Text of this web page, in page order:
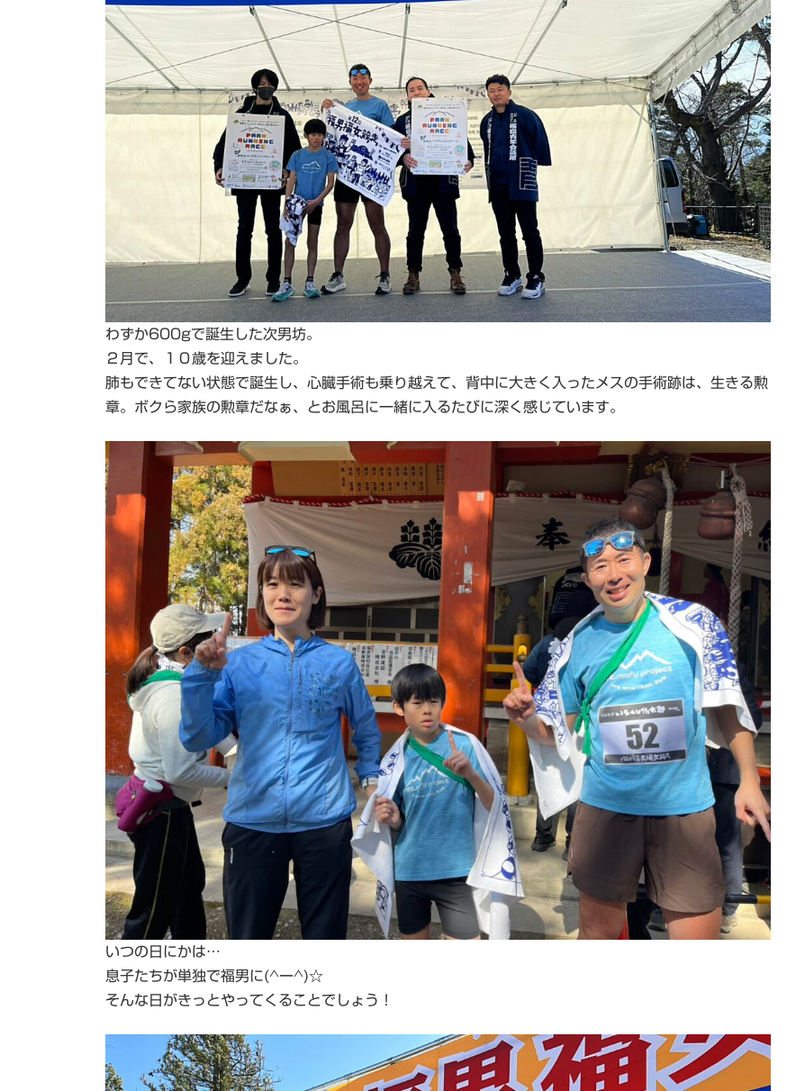
わずか600gで誕生した次男坊。
２月で、１０歳を迎えました。
肺もできてない状態で誕生し、心臓手術も乗り越えて、背中に大きく入ったメスの手術跡は、生きる勲
章。ボクら家族の勲章だなぁ、とお風呂に一緒に入るたびに深く感じています。
いつの日にかは…
息子たちが単独で福男に(^ー^)☆
そんな日がきっとやってくることでしょう！